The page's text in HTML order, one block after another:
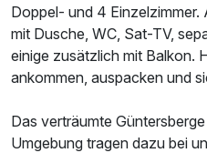
Doppel- und 4
mit Dusche, WC, Sat-TV,
einige zusätzlich mit Balkon.
ankommen, auspacken und
Das verträumte
Umgebung tragen dazu bei